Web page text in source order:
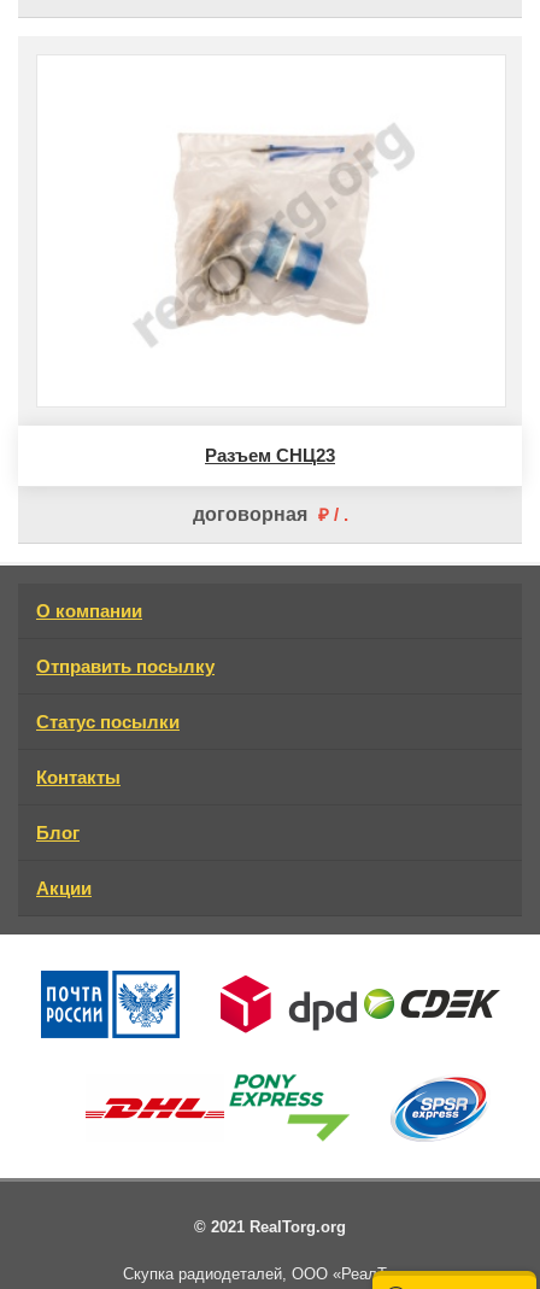
Разъем СНЦ23
договорная
О компании
Отправить посылку
Статус посылки
Контакты
Блог
Акции
© 2021 RealTorg.org
Скупка радиодеталей, ООО «РеалТорг»